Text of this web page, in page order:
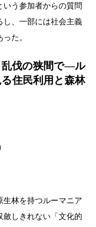
う参加者からの質問
し、一部には社会主義
た。
乱伐の狭間で―ル
住民利用と森林
生林を持つルーマニア
斂しきれない「文化的